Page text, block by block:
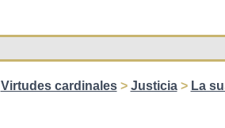
Virtudes cardinales> Justicia> La